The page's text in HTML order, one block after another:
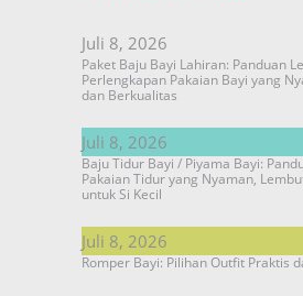
Juli 8, 2026
Paket Baju Bayi Lahiran: Panduan
Perlengkapan Pakaian Bayi yang
dan Berkualitas
Juli 8, 2026
Baju Tidur Bayi / Piyama Bayi:
Pakaian Tidur yang Nyaman,
untuk Si Kecil
Juli 8, 2026
Romper Bayi: Pilihan Outfit Praktis